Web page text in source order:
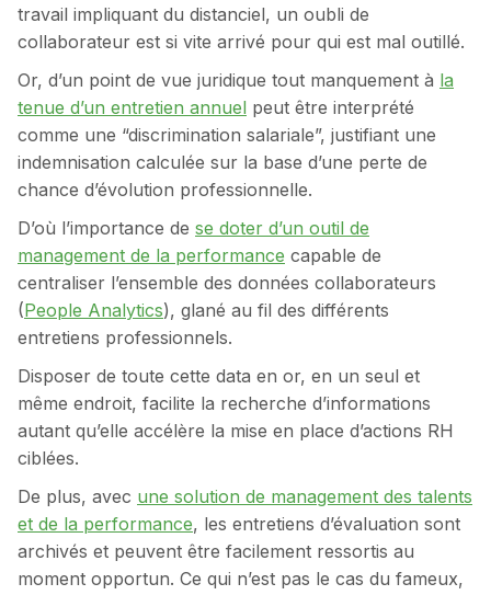
travail impliquant du distanciel, un oubli de
collaborateur est si vite arrivé pour qui est mal outillé.
Or, d’un point de vue juridique tout manquement à la
tenue d’un entretien annuel peut être interprété
comme une “discrimination salariale”, justifiant une
indemnisation calculée sur la base d’une perte de
chance d’évolution professionnelle.
D’où l’importance de se doter d’un outil de
management de la performance capable de
centraliser l’ensemble des données collaborateurs
(People Analytics), glané au fil des différents
entretiens professionnels.
Disposer de toute cette data en or, en un seul et
même endroit, facilite la recherche d’informations
autant qu’elle accélère la mise en place d’actions RH
ciblées.
De plus, avec une solution de management des talents
et de la performance, les entretiens d’évaluation sont
archivés et peuvent être facilement ressortis au
moment opportun. Ce qui n’est pas le cas du fameux,